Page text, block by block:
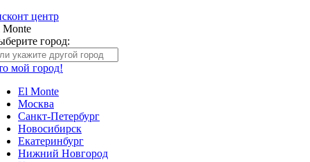
центр
Monte
город:
мой город!
El Monte
Москва
Санкт-Петербург
Новосибирск
Екатеринбург
Нижний Новгород